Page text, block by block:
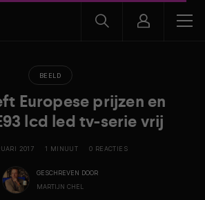
BEELD
Europese prijzen en
lcd led tv-serie vrij
2017 1 MINUUT 0 REACTIES
GESCHREVEN DOOR
MARTIJN CHEL